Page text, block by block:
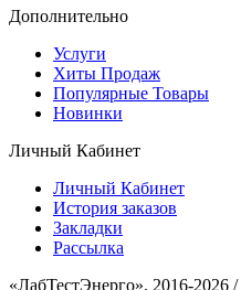
Дополнительно
Услуги
Хиты Продаж
Популярные Товары
Новинки
Личный Кабинет
Личный Кабинет
История заказов
Закладки
Рассылка
«ЛабТестЭнерго», 2016-2026 /